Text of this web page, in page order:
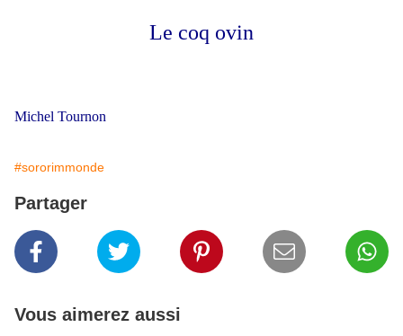
Le coq ovin
Michel Tournon
#sororimmonde
Partager
Vous aimerez aussi